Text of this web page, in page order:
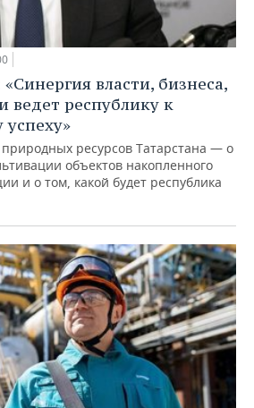
власти, бизнеса,
ведет республику к
успеху»
ресурсов Татарстана — о
объектов накопленного
и о том, какой будет республика